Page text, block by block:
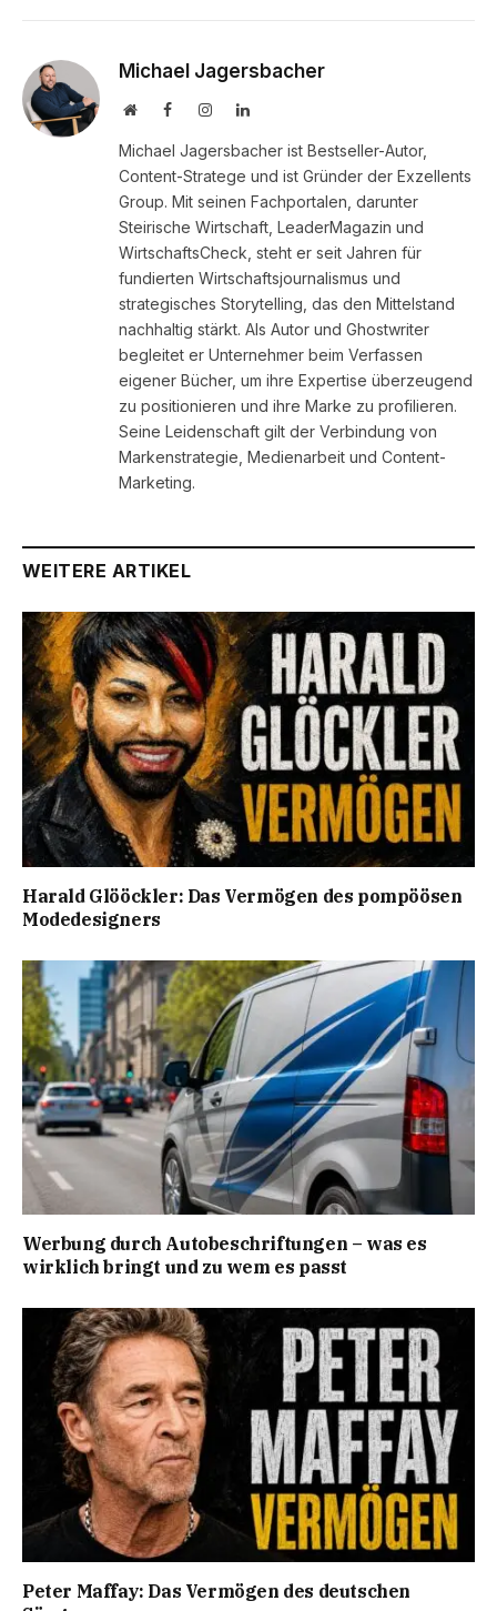
Michael Jagersbacher
WebsiteFacebookInstagramLinkedIn
Michael Jagersbacher ist Bestseller-Autor,
Content-Stratege und ist Gründer der Exzellents
Group. Mit seinen Fachportalen, darunter
Steirische Wirtschaft, LeaderMagazin und
WirtschaftsCheck, steht er seit Jahren für
fundierten Wirtschaftsjournalismus und
strategisches Storytelling, das den Mittelstand
nachhaltig stärkt. Als Autor und Ghostwriter
begleitet er Unternehmer beim Verfassen
eigener Bücher, um ihre Expertise überzeugend
zu positionieren und ihre Marke zu profilieren.
Seine Leidenschaft gilt der Verbindung von
Markenstrategie, Medienarbeit und Content-
Marketing.
WEITERE ARTIKEL
Harald Glööckler: Das Vermögen des pompöösen
Modedesigners
Werbung durch Autobeschriftungen – was es
wirklich bringt und zu wem es passt
Peter Maffay: Das Vermögen des deutschen